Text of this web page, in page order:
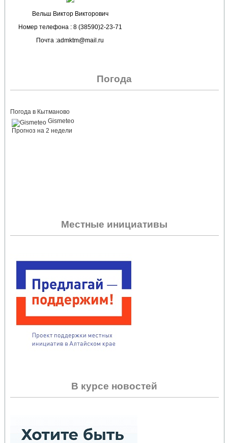
Вельш Виктор Викторович
Номер телефона : 8 (38590)2-23-71
Почта :admktm@mail.ru
Погода
Погода в Кытманово
Gismeteo
Прогноз на 2 недели
Местные инициативы
В курсе новостей